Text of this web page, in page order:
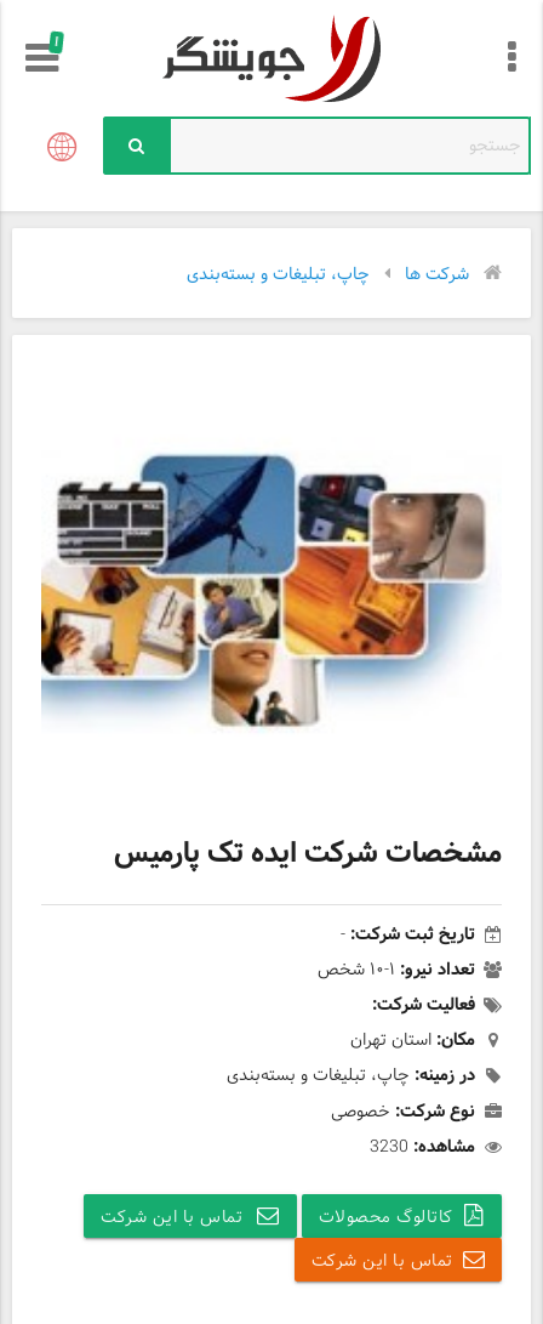
!
شرکت ها چاپ، تبلیغات و بسته‌بندی
مشخصات شرکت ایده تک پارمیس
تاریخ ثبت شرکت: -
تعداد نیرو: ۱-۱۰ شخص
فعالیت شرکت:
مکان: استان تهران
در زمینه: چاپ، تبلیغات و بسته‌بندی
نوع شرکت: خصوصی
مشاهده: 3230
کاتالوگ محصولات
تماس با این شرکت
تماس با این شرکت